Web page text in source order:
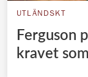
UTLÄNDSKT
Ferguson
kravet